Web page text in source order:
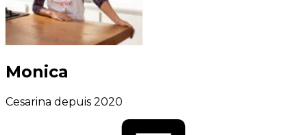
Monica
Cesarina depuis 2020